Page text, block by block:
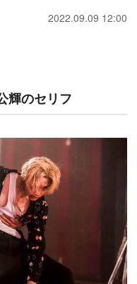
2022.09.09 12:00
輝のセリフ